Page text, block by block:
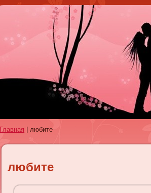
Главная | любите
любите